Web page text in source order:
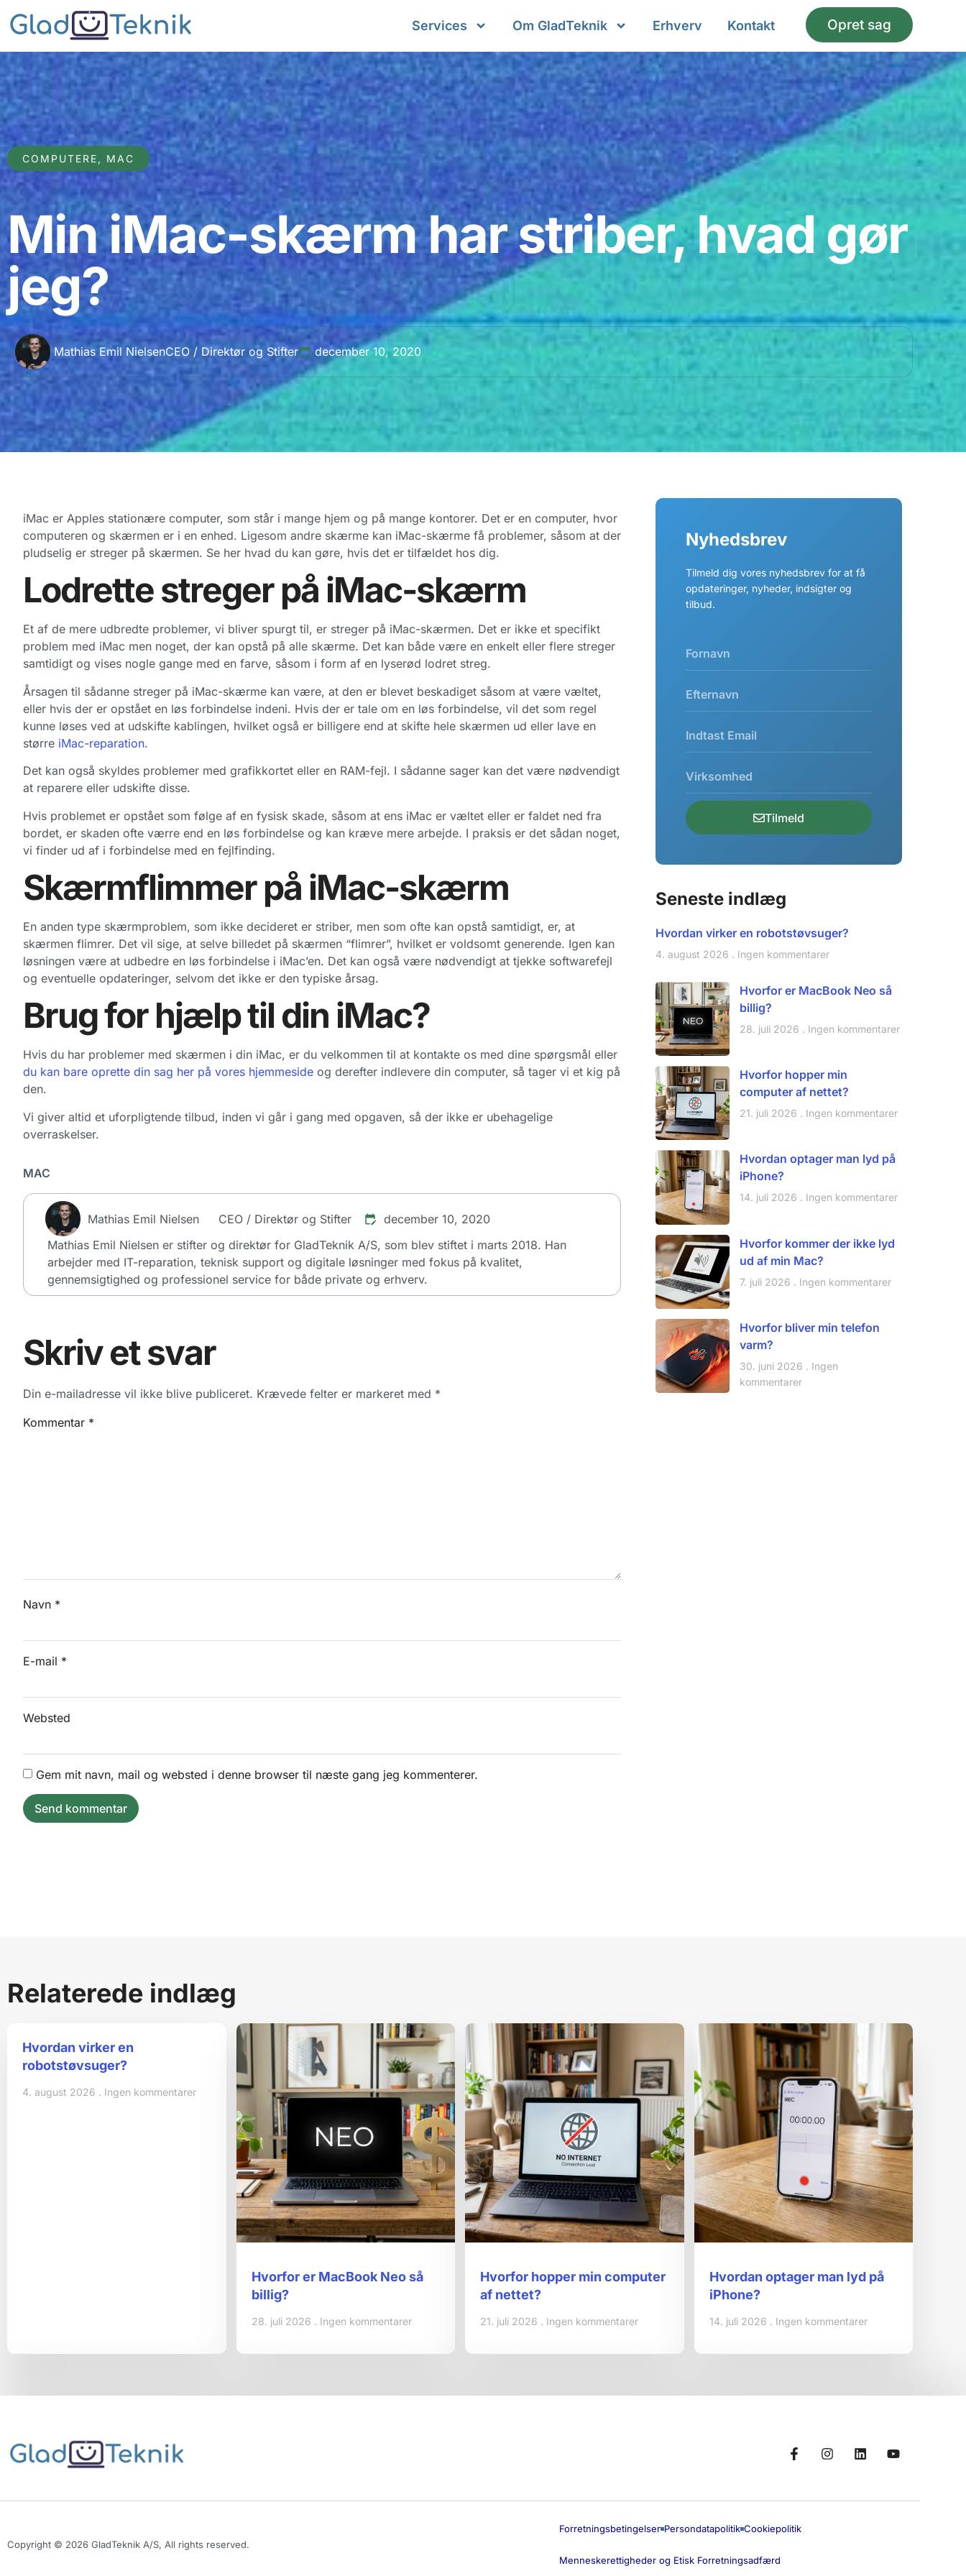
Services Om GladTeknik Erhverv Kontakt Opret sag
COMPUTERE , MAC
Min iMac-skærm har striber, hvad gør
jeg?
Mathias Emil NielsenCEO / Direktør og Stifter december 10, 2020
iMac er Apples stationære computer, som står i mange hjem og på mange kontorer. Det er en computer, hvor
computeren og skærmen er i en enhed. Ligesom andre skærme kan iMac-skærme få problemer, såsom at der
pludselig er streger på skærmen. Se her hvad du kan gøre, hvis det er tilfældet hos dig.
Lodrette streger på iMac-skærm
Et af de mere udbredte problemer, vi bliver spurgt til, er streger på iMac-skærmen. Det er ikke et specifikt
problem med iMac men noget, der kan opstå på alle skærme. Det kan både være en enkelt eller flere streger
samtidigt og vises nogle gange med en farve, såsom i form af en lyserød lodret streg.
Årsagen til sådanne streger på iMac-skærme kan være, at den er blevet beskadiget såsom at være væltet,
eller hvis der er opstået en løs forbindelse indeni. Hvis der er tale om en løs forbindelse, vil det som regel
kunne løses ved at udskifte kablingen, hvilket også er billigere end at skifte hele skærmen ud eller lave en
større iMac-reparation.
Det kan også skyldes problemer med grafikkortet eller en RAM-fejl. I sådanne sager kan det være nødvendigt
at reparere eller udskifte disse.
Hvis problemet er opstået som følge af en fysisk skade, såsom at ens iMac er væltet eller er faldet ned fra
bordet, er skaden ofte værre end en løs forbindelse og kan kræve mere arbejde. I praksis er det sådan noget,
vi finder ud af i forbindelse med en fejlfinding.
Skærmflimmer på iMac-skærm
En anden type skærmproblem, som ikke decideret er striber, men som ofte kan opstå samtidigt, er, at
skærmen flimrer. Det vil sige, at selve billedet på skærmen “flimrer”, hvilket er voldsomt generende. Igen kan
løsningen være at udbedre en løs forbindelse i iMac’en. Det kan også være nødvendigt at tjekke softwarefejl
og eventuelle opdateringer, selvom det ikke er den typiske årsag.
Brug for hjælp til din iMac?
Hvis du har problemer med skærmen i din iMac, er du velkommen til at kontakte os med dine spørgsmål eller
du kan bare oprette din sag her på vores hjemmeside og derefter indlevere din computer, så tager vi et kig på
den.
Vi giver altid et uforpligtende tilbud, inden vi går i gang med opgaven, så der ikke er ubehagelige
overraskelser.
MAC
Mathias Emil Nielsen CEO / Direktør og Stifter
december 10, 2020
Mathias Emil Nielsen er stifter og direktør for GladTeknik A/S, som blev stiftet i marts 2018. Han
arbejder med IT-reparation, teknisk support og digitale løsninger med fokus på kvalitet,
gennemsigtighed og professionel service for både private og erhverv.
Skriv et svar
Din e-mailadresse vil ikke blive publiceret. Krævede felter er markeret med *
Kommentar *
Navn *
E-mail *
Websted
Gem mit navn, mail og websted i denne browser til næste gang jeg kommenterer.
Nyhedsbrev
Tilmeld dig vores nyhedsbrev for at få
opdateringer, nyheder, indsigter og
tilbud.
Tilmeld
Seneste indlæg
Hvordan virker en robotstøvsuger?
4. august 2026 Ingen kommentarer
Hvorfor er MacBook Neo så
billig?
28. juli 2026 Ingen kommentarer
Hvorfor hopper min
computer af nettet?
21. juli 2026 Ingen kommentarer
Hvordan optager man lyd på
iPhone?
14. juli 2026 Ingen kommentarer
Hvorfor kommer der ikke lyd
ud af min Mac?
7. juli 2026 Ingen kommentarer
Hvorfor bliver min telefon
varm?
30. juni 2026
Ingen
kommentarer
Relaterede indlæg
Hvordan virker en
robotstøvsuger?
4. august 2026 Ingen kommentarer
Hvorfor er MacBook Neo så
billig?
28. juli 2026 Ingen kommentarer
Hvorfor hopper min computer
af nettet?
21. juli 2026 Ingen kommentarer
Hvordan optager man lyd på
iPhone?
14. juli 2026 Ingen kommentarer
Copyright © 2026 GladTeknik A/S, All rights reserved.
Forretningsbetingelser Persondatapolitik Cookiepolitik
Menneskerettigheder og Etisk Forretningsadfærd